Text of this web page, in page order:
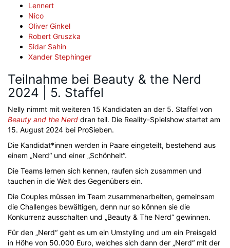
Lennert
Nico
Oliver Ginkel
Robert Gruszka
Sidar Sahin
Xander Stephinger
Teilnahme bei Beauty & the Nerd
2024 | 5. Staffel
Nelly nimmt mit weiteren 15 Kandidaten an der 5. Staffel von
Beauty and the Nerd dran teil. Die Reality-Spielshow startet am
15. August 2024 bei ProSieben.
Die Kandidat*innen werden in Paare eingeteilt, bestehend aus
einem „Nerd“ und einer „Schönheit“.
Die Teams lernen sich kennen, raufen sich zusammen und
tauchen in die Welt des Gegenübers ein.
Die Couples müssen im Team zusammenarbeiten, gemeinsam
die Challenges bewältigen, denn nur so können sie die
Konkurrenz ausschalten und „Beauty & The Nerd“ gewinnen.
Für den „Nerd“ geht es um ein Umstyling und um ein Preisgeld
in Höhe von 50.000 Euro, welches sich dann der „Nerd“ mit der